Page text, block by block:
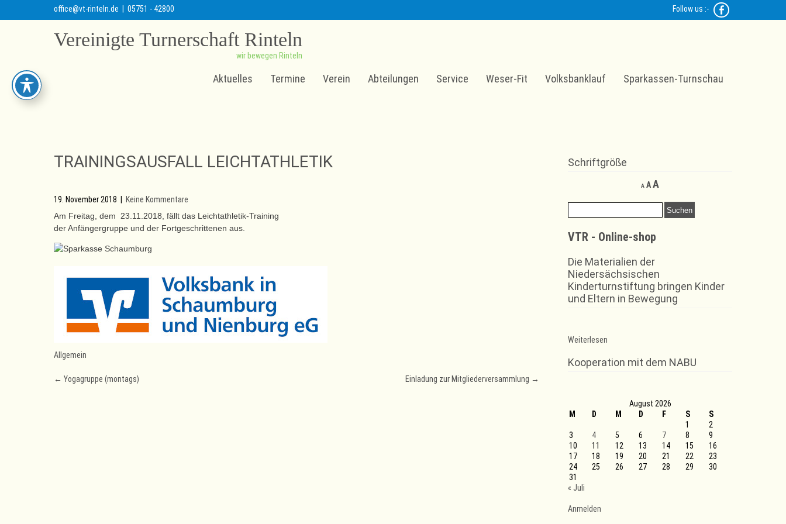
office@vt-rinteln.de | 05751 - 42800 Follow us :-
Vereinigte Turnerschaft Rinteln
wir bewegen Rinteln
Aktuelles Termine Verein Abteilungen Service Weser-Fit Volksbanklauf Sparkassen-Turnschau
TRAININGSAUSFALL LEICHTATHLETIK
19. November 2018
Keine Kommentare
Am Freitag, dem 23.11.2018, fällt das Leichtathletik-Training
der Anfängergruppe und der Fortgeschrittenen aus.
Allgemein
Post
← Yogagruppe (montags) Einladung zur Mitgliederversammlung →
Schriftgröße
A
Decrease
font
A Reset
size.
A
size.
Suchen
nach:
VTR - Online-shop
Die Materialien der
Niedersächsischen
Kinderturnstiftung bringen Kinder
und Eltern in Bewegung
Weiterlesen
Leichtathletik
Kooperation mit dem NABU
August 2026
M
D M D F S
S
1
2
3
4 5 6 7 8
9
10
11 12 13 14 15
16
17
18 19 20 21 22
23
24
25 26 27 28 29
30
31
« Juli
Anmelden